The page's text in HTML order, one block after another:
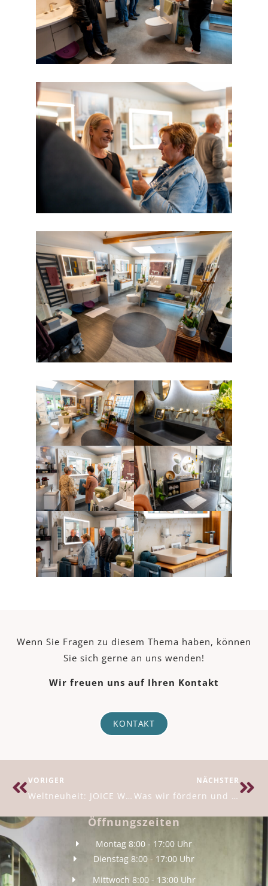
Wenn Sie Fragen zu diesem Thema haben, können
Sie sich gerne an uns wenden!
Wir freuen uns auf Ihren Kontakt
KONTAKT
VORIGER
Weltneuheit: JOICE Walk In +
NÄCHSTER
Was wir fördern und unterstützen
Öffnungszeiten
Montag 8:00 - 17:00 Uhr
Dienstag 8:00 - 17:00 Uhr
Mittwoch 8:00 - 13:00 Uhr